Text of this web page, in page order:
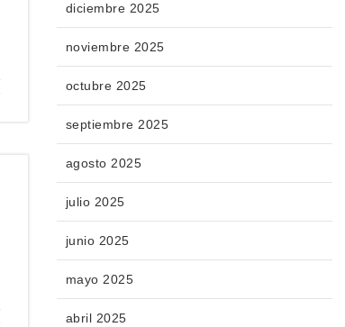
diciembre 2025
noviembre 2025
octubre 2025
septiembre 2025
agosto 2025
julio 2025
junio 2025
mayo 2025
abril 2025